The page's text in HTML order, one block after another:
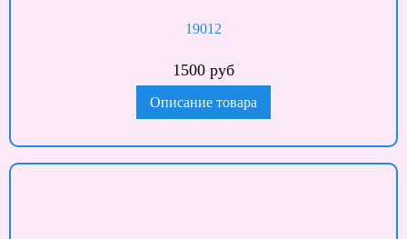
19012
1500 руб
Описание товара